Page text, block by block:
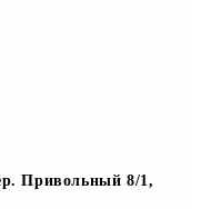
Привольный 8/1,